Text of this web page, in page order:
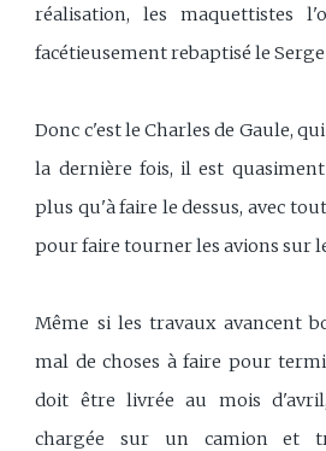
réalisation, les maquettistes
facétieusement rebaptisé le Serge
Donc c'est le Charles de Gaule,
la dernière fois, il est
plus qu'à faire le dessus, avec
pour faire tourner les avions sur
Même si les travaux avancent
mal de choses à faire pour
doit être livrée au mois
chargée sur un camion et